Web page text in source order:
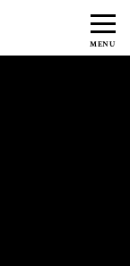
MENU
Googleレビュー